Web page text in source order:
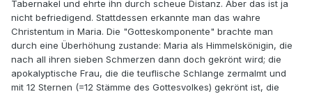
Tabernakel und ehrte ihn durch scheue Distanz. Aber das ist ja
nicht befriedigend. Stattdessen erkannte man das wahre
Christentum in Maria. Die "Gotteskomponente" brachte man
durch eine Überhöhung zustande: Maria als Himmelskönigin, die
nach all ihren sieben Schmerzen dann doch gekrönt wird; die
apokalyptische Frau, die die teuflische Schlange zermalmt und
mit 12 Sternen (=12 Stämme des Gottesvolkes) gekrönt ist, die